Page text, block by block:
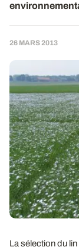
26 MARS 2013
La sélection du